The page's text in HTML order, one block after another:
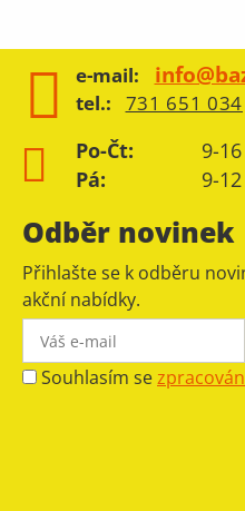
e-mail:
tel.: 731 651 034
Po-Čt:
9-
Pá:
9-
Odběr novinek
Přihlašte se k odběru
akční nabídky.
Souhlasím se